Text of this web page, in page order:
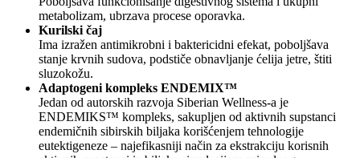
metabolizam, ubrzava procese oporavka.
Kurilski čaj
Ima izražen antimikrobni i baktericidni efekat, poboljšava
stanje krvnih sudova, podstiče obnavljanje ćelija jetre, štiti
sluzokožu.
Adaptogeni kompleks ENDEMIX™
Jedan od autorskih razvoja Siberian Wellness-a je
ENDEMIKS™ kompleks, sakupljen od aktivnih supstanci
endemičnih sibirskih biljaka korišćenjem tehnologije
eutektigeneze – najefikasniji način za ekstrakciju korisnih